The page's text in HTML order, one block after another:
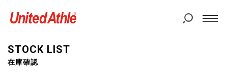
STOCK LIST
在庫確認